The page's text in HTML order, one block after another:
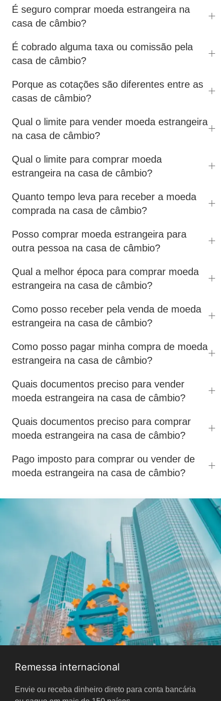
É seguro comprar moeda estrangeira na
casa de câmbio?
É cobrado alguma taxa ou comissão pela
casa de câmbio?
Porque as cotações são diferentes entre as
casas de câmbio?
Qual o limite para vender moeda estrangeira
na casa de câmbio?
Qual o limite para comprar moeda
estrangeira na casa de câmbio?
Quanto tempo leva para receber a moeda
comprada na casa de câmbio?
Posso comprar moeda estrangeira para
outra pessoa na casa de câmbio?
Qual a melhor época para comprar moeda
estrangeira na casa de câmbio?
Como posso receber pela venda de moeda
estrangeira na casa de câmbio?
Como posso pagar minha compra de moeda
estrangeira na casa de câmbio?
Quais documentos preciso para vender
moeda estrangeira na casa de câmbio?
Quais documentos preciso para comprar
moeda estrangeira na casa de câmbio?
Pago imposto para comprar ou vender de
moeda estrangeira na casa de câmbio?
Remessa internacional
Envie ou receba dinheiro direto para conta bancária